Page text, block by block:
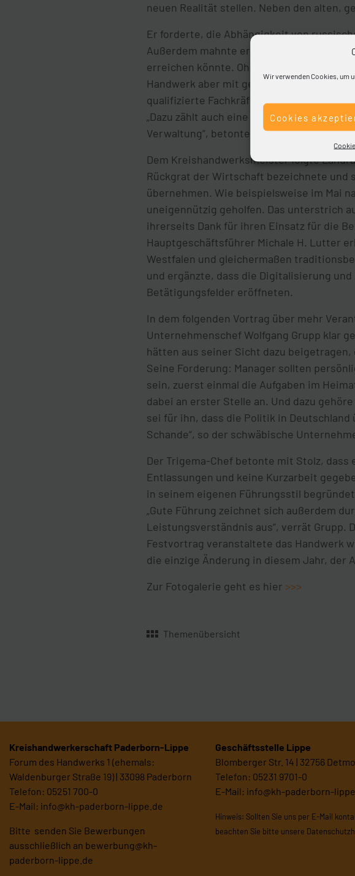
Wir verwenden Cookies, um
Cookies
neuen Realität stellen. Neben den alten,
Er forderte, die Abhängigkeit von
Außerdem mahnte er, dass wer mehr
erreichen könnte. Ohne das Handwerk
Handwerk aber mit gewohntem
qualifizierte Fachkräfte, weniger
„Dazu zählt auch eine leistungsfähige
Verwaltung“, betonte Biere.
Dem Kreishandwerksmeister folgte
Rückgrat der Wirtschaft bezeichnete und
übernehmen. Wie beispielsweise im Mai
uneigennützig geholfen. Das unterstrich
ihrerseits Dank für ihren Einsatz für die
Hauptgeschäftsführer Michale H. Lutter
Westfalen und gleichermaßen
und ergänzte, dass die Digitalisierung
Betätigungsfelder eröffneten.
In dem folgenden Vortrag über mehr
Unternehmenschef Wolfgang Grupp klar
hätten aus seiner Sicht dazu
Seine Forderung: Manager sollten
sein, zuerst einmal die Aufgaben im
dabei an erster Stelle an. Und dazu
sei für ihn, dass die Politik in
Schande“, so der schwäbische
Der Trigema-Chef betonte mit Stolz,
Entlassungen und keine Kurzarbeit
in seinem eigenen Führungsstil
„Gute Führung zeichnet sich außerdem
Leistungsverständnis aus“, verrät Grupp.
Festvortrag veranstaltete das Handwerk
die einzige Änderung in diesem Jahr, der
Zur Fotogalerie geht es hier >>>
Themenübersicht
Kreishandwerkerschaft Paderborn-Lippe
Forum des Handwerks 1 (ehemals:
Waldenburger Straße 19) | 33098 Paderborn
Telefon: 05251 700-0
E-Mail: info@kh-paderborn-lippe.de
Bitte senden Sie Bewerbungen
ausschließlich an bewerbung@kh-
paderborn-lippe.de
Geschäftsstelle Lippe
Blomberger Str. 14 | 32756
Telefon: 05231 9701-0
E-Mail: info@kh-paderborn-
Hinweis: Sollten Sie uns per E-Mail
beachten Sie bitte unsere